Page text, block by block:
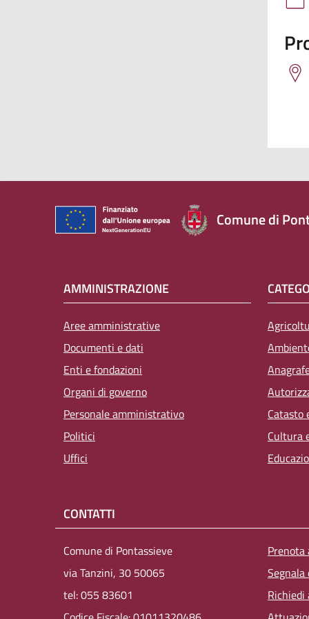
Comune di
AMMINISTRAZIONE
Aree amministrative
Documenti e dati
Enti e fondazioni
Organi di governo
Personale amministrativo
Politici
Uffici
Catasto
Cultura
CONTATTI
Comune di Pontassieve
via Tanzini, 30 50065
tel: 055 83601
Richiedi